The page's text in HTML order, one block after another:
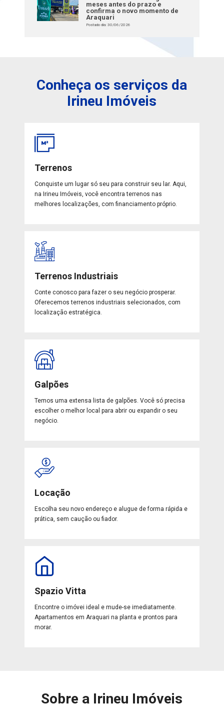
meses antes do prazo e
confirma o novo momento de
Araquari
Postado dia: 30/06/2026
Conheça os serviços da
Irineu Imóveis
Terrenos
Conquiste um lugar só seu para construir seu lar. Aqui,
na Irineu Imóveis, você encontra terrenos nas
melhores localizações, com financiamento próprio.
Terrenos Industriais
Conte conosco para fazer o seu negócio prosperar.
Oferecemos terrenos industriais selecionados, com
localização estratégica.
Galpões
Temos uma extensa lista de galpões. Você só precisa
escolher o melhor local para abrir ou expandir o seu
negócio.
Locação
Escolha seu novo endereço e alugue de forma rápida e
prática, sem caução ou fiador.
Spazio Vitta
Encontre o imóvei ideal e mude-se imediatamente.
Apartamentos em Araquari na planta e prontos para
morar.
Sobre a Irineu Imóveis